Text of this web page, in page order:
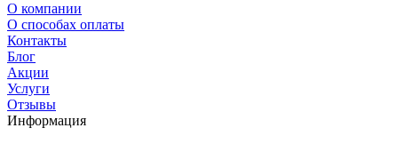
О компании
О способах оплаты
Контакты
Блог
Акции
Услуги
Отзывы
Информация